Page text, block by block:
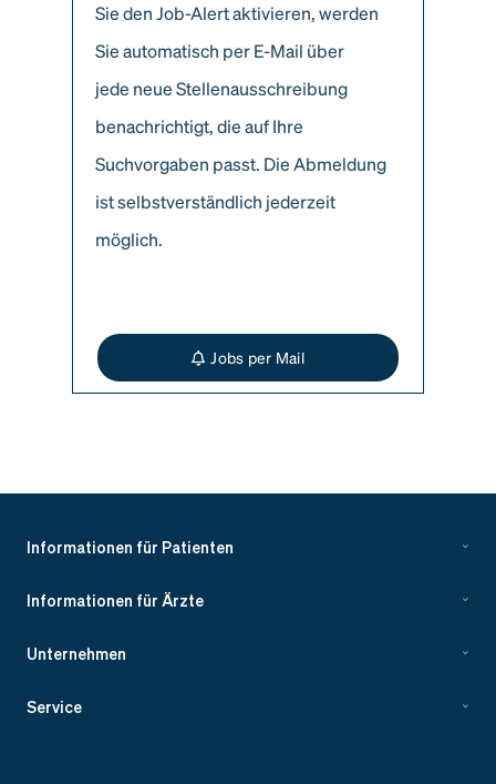
Sie den Job-Alert aktivieren, werden
Sie automatisch per E-Mail über
jede neue Stellenausschreibung
benachrichtigt, die auf Ihre
Suchvorgaben passt. Die Abmeldung
ist selbstverständlich jederzeit
möglich.
Jobs per Mail
Informationen für Patienten
Informationen für Ärzte
Unternehmen
Service